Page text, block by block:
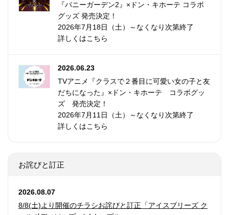
『バニーガーデン2』×ドン・キホーテ コラボ
グッズ 発売決定！
2026年7月18日（土）～なくなり次第終了
詳しくはこちら
2026.06.23
TVアニメ『クラスで２番目に可愛い女の子と友
だちになった』×ドン・キホーテ コラボグッ
ズ 発売決定！
2026年7月11日（土）～なくなり次第終了
詳しくはこちら
お詫びと訂正
2026.08.07
8/8(土)より開催のチラシお詫びと訂正「アイスブリーズ ク